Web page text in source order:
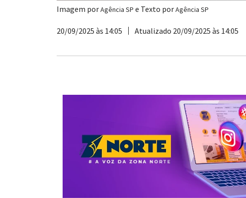
Imagem porAgência SP e Texto porAgência SP
20/09/2025 às 14:05 Atualizado 20/09/2025 às 14:05